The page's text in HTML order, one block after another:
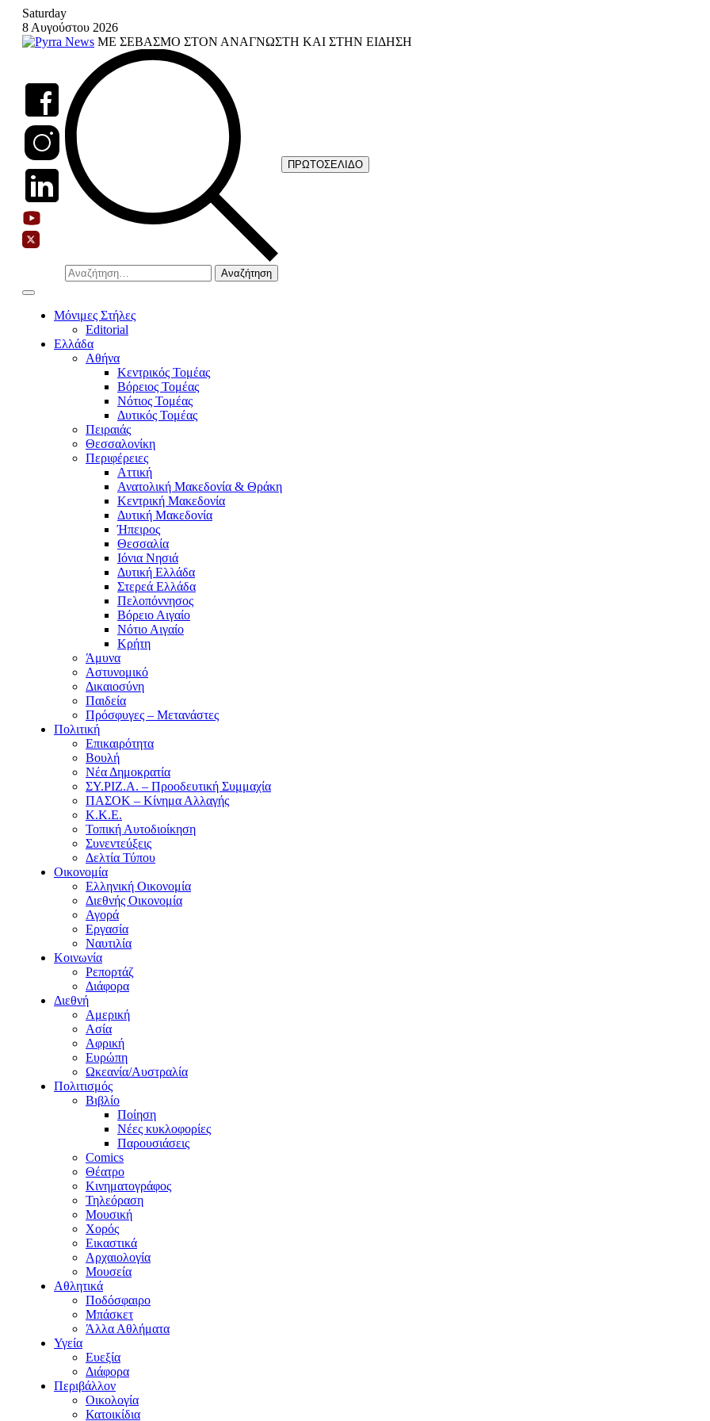
Skip
content
Saturday
8 Αυγούστου 2026
ΜΕ ΣΕΒΑΣΜΟ ΣΤΟΝ ΑΝΑΓΝΩΣΤΗ ΚΑΙ ΣΤΗΝ ΕΙΔΗΣΗ
Αναζήτηση
για:
ΠΡΩΤΟΣΕΛΙΔΟ
Μόνιμες Στήλες
Editorial
Ελλάδα
Αθήνα
Κεντρικός Τομέας
Βόρειος Τομέας
Νότιος Τομέας
Δυτικός Τομέας
Πειραιάς
Θεσσαλονίκη
Περιφέρειες
Αττική
Ανατολική Μακεδονία & Θράκη
Κεντρική Μακεδονία
Δυτική Μακεδονία
Ήπειρος
Θεσσαλία
Ιόνια Νησιά
Δυτική Ελλάδα
Στερεά Ελλάδα
Πελοπόννησος
Βόρειο Αιγαίο
Νότιο Αιγαίο
Κρήτη
Άμυνα
Αστυνομικό
Δικαιοσύνη
Παιδεία
Πρόσφυγες – Μετανάστες
Πολιτική
Επικαιρότητα
Βουλή
Νέα Δημοκρατία
ΣΥ.ΡΙΖ.Α. – Προοδευτική Συμμαχία
ΠΑΣΟΚ – Κίνημα Αλλαγής
Κ.Κ.Ε.
Τοπική Αυτοδιοίκηση
Συνεντεύξεις
Δελτία Τύπου
Οικονομία
Ελληνική Οικονομία
Διεθνής Οικονομία
Αγορά
Εργασία
Ναυτιλία
Κοινωνία
Ρεπορτάζ
Διάφορα
Διεθνή
Αμερική
Ασία
Αφρική
Ευρώπη
Ωκεανία/Αυστραλία
Πολιτισμός
Βιβλίο
Ποίηση
Νέες κυκλοφορίες
Παρουσιάσεις
Comics
Θέατρο
Κινηματογράφος
Τηλεόραση
Μουσική
Χορός
Εικαστικά
Αρχαιολογία
Μουσεία
Αθλητικά
Ποδόσφαιρο
Μπάσκετ
Άλλα Αθλήματα
Υγεία
Ευεξία
Διάφορα
Περιβάλλον
Οικολογία
Κατοικίδια